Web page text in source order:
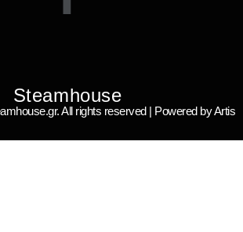
Steamhouse
All rights reserved | Powered by Artis